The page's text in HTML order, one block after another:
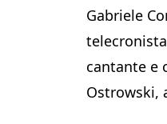
Gabriele
cantante e
Ostrowski,